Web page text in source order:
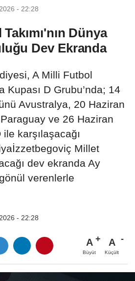
- 22:28
Dünya
Dev Ekranda
A Milli Futbol
Kupası D Grubu’nda; 14
Avustralya, 20 Haziran
ve 26 Haziran
karşılaşacağı
Millet
dev ekranda Ay
verenlerle
- 22:28
A
Büyüt
A
Küçült